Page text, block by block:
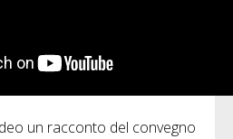
un racconto del convegno